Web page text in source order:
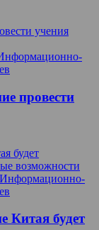
провести
Китая будет